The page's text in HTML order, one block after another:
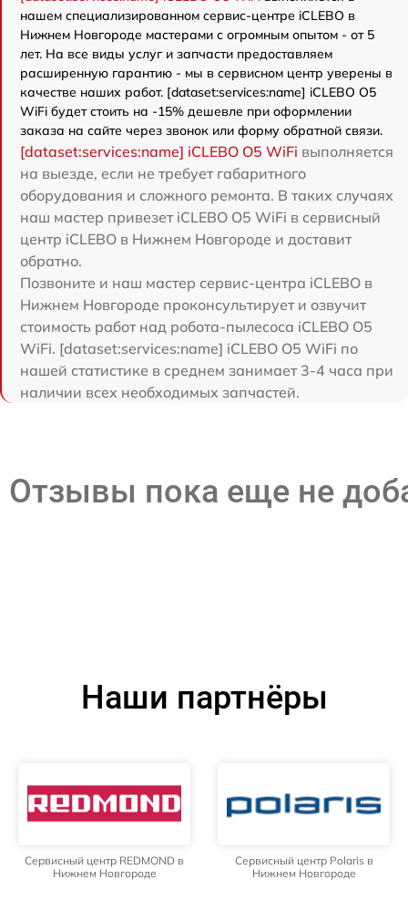
нашем специализированном сервис-центре iCLEBO в
Нижнем Новгороде мастерами с огромным опытом - от 5
лет. На все виды услуг и запчасти предоставляем
расширенную гарантию - мы в сервисном центр уверены в
качестве наших работ. [dataset:services:name] iCLEBO O5
WiFi будет стоить на -15% дешевле при оформлении
заказа на сайте через звонок или форму обратной связи.
[dataset:services:name] iCLEBO O5 WiFi выполняется
на выезде, если не требует габаритного
оборудования и сложного ремонта. В таких случаях
наш мастер привезет iCLEBO O5 WiFi в сервисный
центр iCLEBO в Нижнем Новгороде и доставит
обратно.
Позвоните и наш мастер сервис-центра iCLEBO в
Нижнем Новгороде проконсультирует и озвучит
стоимость работ над робота-пылесоса iCLEBO O5
WiFi. [dataset:services:name] iCLEBO O5 WiFi по
нашей статистике в среднем занимает 3-4 часа при
наличии всех необходимых запчастей.
Отзывы пока еще не
Наши партнёры
Сервисный центр REDMOND в
Нижнем Новгороде
Сервисный центр Polaris в
Нижнем Новгороде